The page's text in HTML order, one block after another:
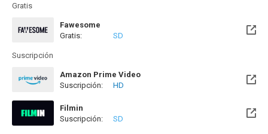
Gratis
Fawesome
Gratis:
SD
Suscripción
Amazon Prime Video
Suscripción:
HD
Filmin
Disponible hasta el Mié, 25 Nov 2026 (Quedan 3 meses)
Suscripción: SD